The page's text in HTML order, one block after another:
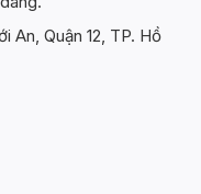
An, Quận 12, TP. Hồ